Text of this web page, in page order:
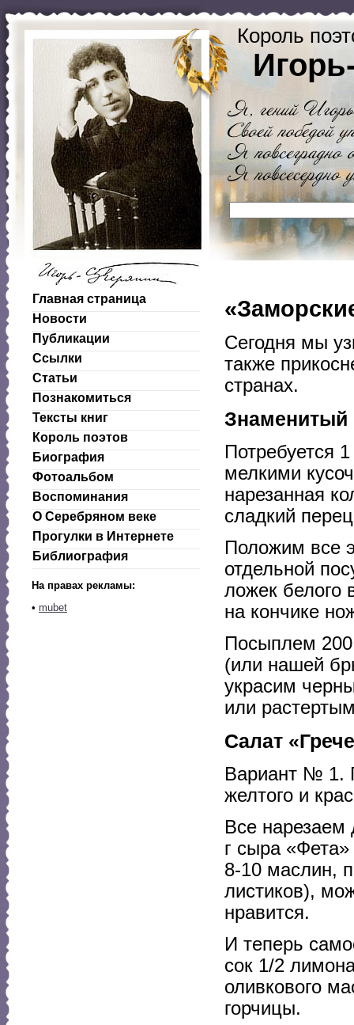
Король
Главная страница
Новости
Публикации
Ссылки
Статьи
Познакомиться
Тексты книг
Король поэтов
Биография
Фотоальбом
Воспоминания
О Серебряном веке
Прогулки в Интернете
Библиография
На правах рекламы:
• mubet
Сегодня мы
также
странах.
Знаменитый
Потребуется
мелкими
нарезанная
сладкий
Положим все
отдельной
ложек белого
на кончике
Посыплем 200
(или нашей
украсим
или
Салат
Вариант № 1.
желтого и
Все нарезаем
г сыра «Фета»
8-10 маслин,
листиков),
нравится.
И теперь
сок 1/2
оливкового
горчицы.